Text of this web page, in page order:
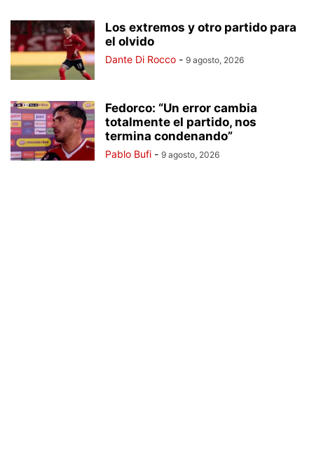
Los extremos y otro partido para
el olvido
Dante Di Rocco - 9 agosto, 2026
Fedorco: “Un error cambia
totalmente el partido, nos
termina condenando”
Pablo Bufi - 9 agosto, 2026